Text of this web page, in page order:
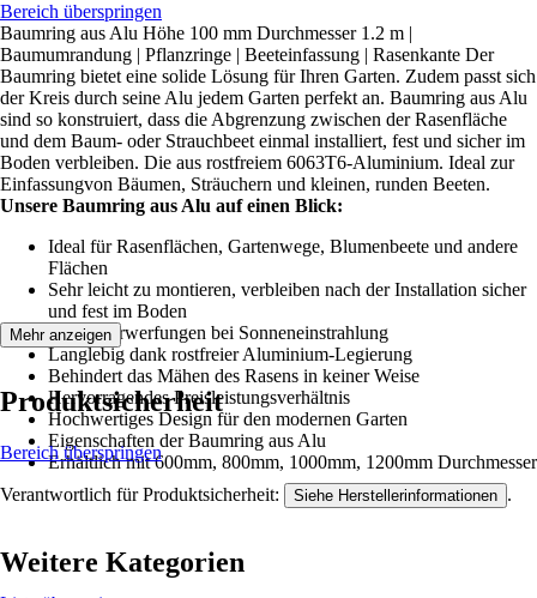
Bereich überspringen
Baumring aus Alu Höhe 100 mm Durchmesser 1.2 m |
Baumumrandung | Pflanzringe | Beeteinfassung | Rasenkante Der
Baumring bietet eine solide Lösung für Ihren Garten. Zudem passt sich
der Kreis durch seine Alu jedem Garten perfekt an. Baumring aus Alu
sind so konstruiert, dass die Abgrenzung zwischen der Rasenfläche
und dem Baum- oder Strauchbeet einmal installiert, fest und sicher im
Boden verbleiben. Die aus rostfreiem 6063T6-Aluminium. Ideal zur
Einfassungvon Bäumen, Sträuchern und kleinen, runden Beeten.
Unsere Baumring aus Alu auf einen Blick:
Ideal für Rasenflächen, Gartenwege, Blumenbeete und andere
Flächen
Sehr leicht zu montieren, verbleiben nach der Installation sicher
und fest im Boden
Keine Verwerfungen bei Sonneneinstrahlung
Langlebig dank rostfreier Aluminium-Legierung
Вehindert das Mähen des Rasens in keiner Weise
Hervorragendes Preisleistungsverhältnis
Hochwertiges Design für den modernen Garten
Eigenschaften der Baumring aus Alu
Еrhältlich mit 600mm, 800mm, 1000mm, 1200mm Durchmesser
Mehr anzeigen
Produktsicherheit
Bereich überspringen
Verantwortlich für Produktsicherheit: Siehe Herstellerinformationen .
Weitere Kategorien